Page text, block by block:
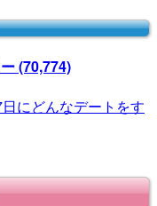
(70,774)
にどんなデートをす